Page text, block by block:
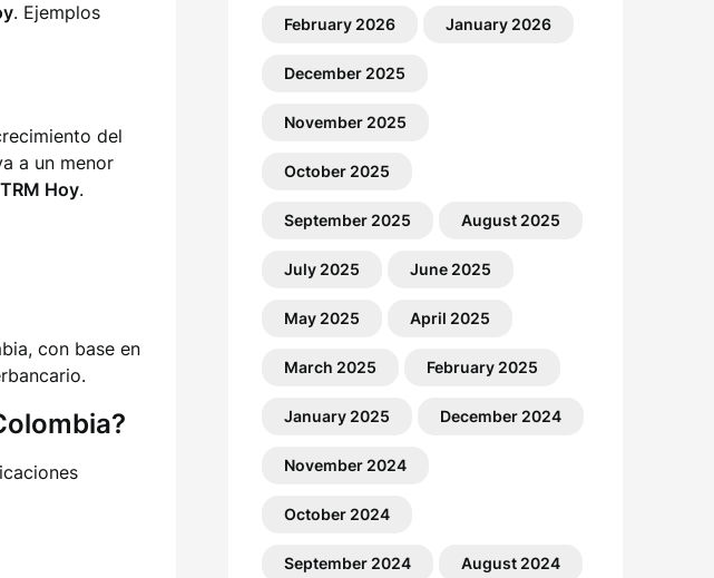
. Ejemplos
del
a un menor
TRM Hoy.
con base en
February 2026 January 2026
December 2025
November 2025
October 2025
September 2025 August 2025
July 2025 June 2025
May 2025 April 2025
March 2025 February 2025
January 2025 December 2024
November 2024
October 2024
September 2024 August 2024